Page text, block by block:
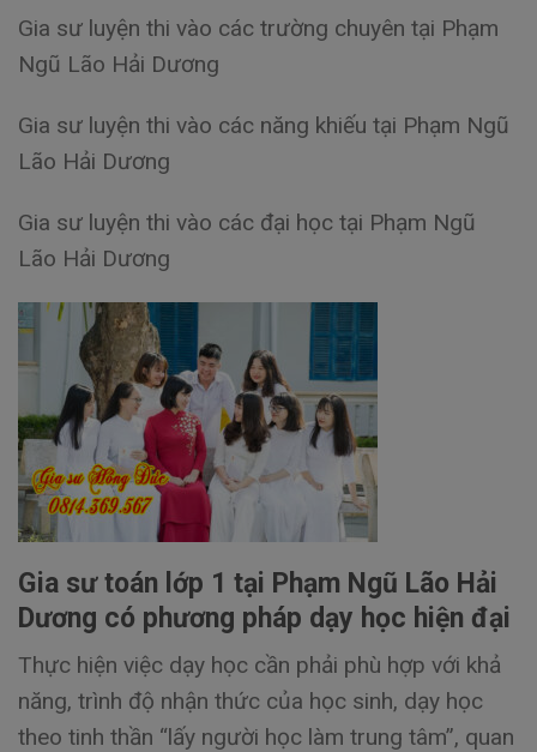
Gia sư luyện thi vào các trường chuyên tại Phạm
Ngũ Lão Hải Dương
Gia sư luyện thi vào các năng khiếu tại Phạm Ngũ
Lão Hải Dương
Gia sư luyện thi vào các đại học tại Phạm Ngũ
Lão Hải Dương
Gia sư toán lớp 1 tại Phạm Ngũ Lão Hải
Dương có phương pháp dạy học hiện đại
Thực hiện việc dạy học cần phải phù hợp với khả
năng, trình độ nhận thức của học sinh, dạy học
theo tinh thần “lấy người học làm trung tâm”, quan